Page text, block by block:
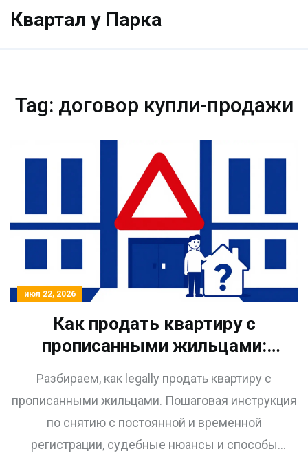
Квартал у Парка
Tag: договор купли-продажи
июл 22, 2026
Как продать квартиру с
прописанными жильцами:
пошаговый порядок снятия с
регистрации в 2026 году
Разбираем, как legally продать квартиру с
прописанными жильцами. Пошаговая инструкция
по снятию с постоянной и временной
регистрации, судебные нюансы и способы